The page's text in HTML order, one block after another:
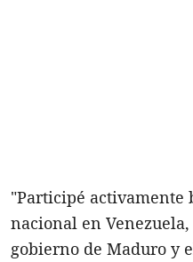
"Participé activamente
nacional en
gobierno de Maduro y